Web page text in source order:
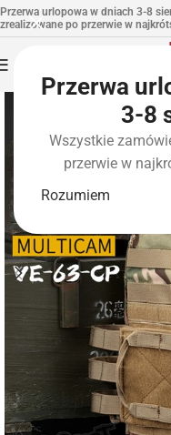
Przerwa
3-8
Wszystkie
przerwie w
Rozumiem
Przerwa urlopowa w dniach 3-8
zrealizowane po przerwie w